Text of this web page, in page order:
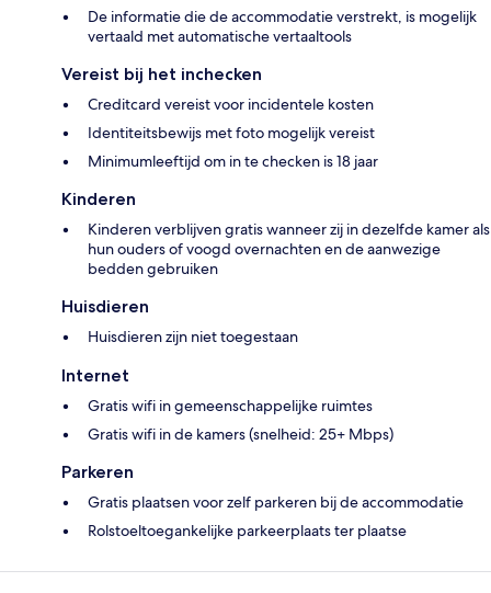
De informatie die de accommodatie verstrekt, is mogelijk
vertaald met automatische vertaaltools
Vereist bij het inchecken
Creditcard vereist voor incidentele kosten
Identiteitsbewijs met foto mogelijk vereist
Minimumleeftijd om in te checken is 18 jaar
Kinderen
Kinderen verblijven gratis wanneer zij in dezelfde kamer als
hun ouders of voogd overnachten en de aanwezige
bedden gebruiken
Huisdieren
Huisdieren zijn niet toegestaan
Internet
Gratis wifi in gemeenschappelijke ruimtes
Gratis wifi in de kamers (snelheid: 25+ Mbps)
Parkeren
Gratis plaatsen voor zelf parkeren bij de accommodatie
Rolstoeltoegankelijke parkeerplaats ter plaatse